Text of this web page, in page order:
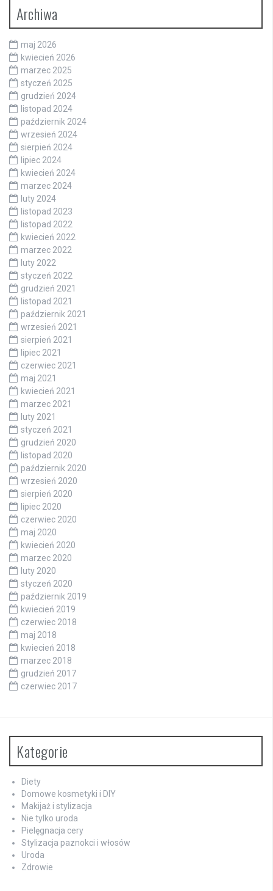
Archiwa
maj 2026
kwiecień 2026
marzec 2025
styczeń 2025
grudzień 2024
listopad 2024
październik 2024
wrzesień 2024
sierpień 2024
lipiec 2024
kwiecień 2024
marzec 2024
luty 2024
listopad 2023
listopad 2022
kwiecień 2022
marzec 2022
luty 2022
styczeń 2022
grudzień 2021
listopad 2021
październik 2021
wrzesień 2021
sierpień 2021
lipiec 2021
czerwiec 2021
maj 2021
kwiecień 2021
marzec 2021
luty 2021
styczeń 2021
grudzień 2020
listopad 2020
październik 2020
wrzesień 2020
sierpień 2020
lipiec 2020
czerwiec 2020
maj 2020
kwiecień 2020
marzec 2020
luty 2020
styczeń 2020
październik 2019
kwiecień 2019
czerwiec 2018
maj 2018
kwiecień 2018
marzec 2018
grudzień 2017
czerwiec 2017
Kategorie
Diety
Domowe kosmetyki i DIY
Makijaż i stylizacja
Nie tylko uroda
Pielęgnacja cery
Stylizacja paznokci i włosów
Uroda
Zdrowie